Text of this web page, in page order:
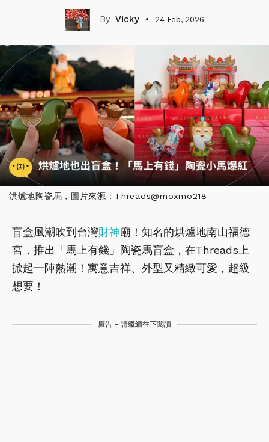
Vicky 24 Feb, 2026
洪爐地陶瓷馬，圖片來源：Threads@moxmo218
盲盒風潮吹到台灣財神廟！知名的烘爐地南山福德
宮，推出「馬上有錢」陶瓷馬盲盒，在Threads上
掀起一陣熱潮！寓意吉祥、外型又精緻可愛，超級
想要！
廣告 - 請繼續往下閱讀